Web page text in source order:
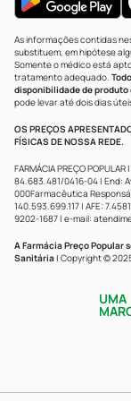
As informações contidas
substituem, em hipótese
Somente o médico está
tratamento adequado.
disponibilidade de produto
pode levar até dois dias
OS PREÇOS
FÍSICAS DE NOSSA REDE.
FARMÁCIA PREÇO
84.683.481/0416-04 | End:
000Farmacêutica
140.593.699.117 | AFE:
9202-1687 | e-mail:
A Farmácia Preço Popular
Sanitária | Copyright ©
UMA